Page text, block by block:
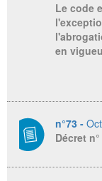
Le code
en
n°73 -
Décret